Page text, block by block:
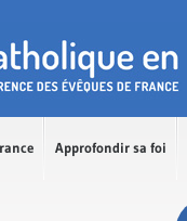
Approfondir sa foi